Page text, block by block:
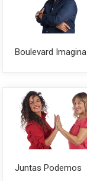
Boulevard Imagina
Juntas Podemos